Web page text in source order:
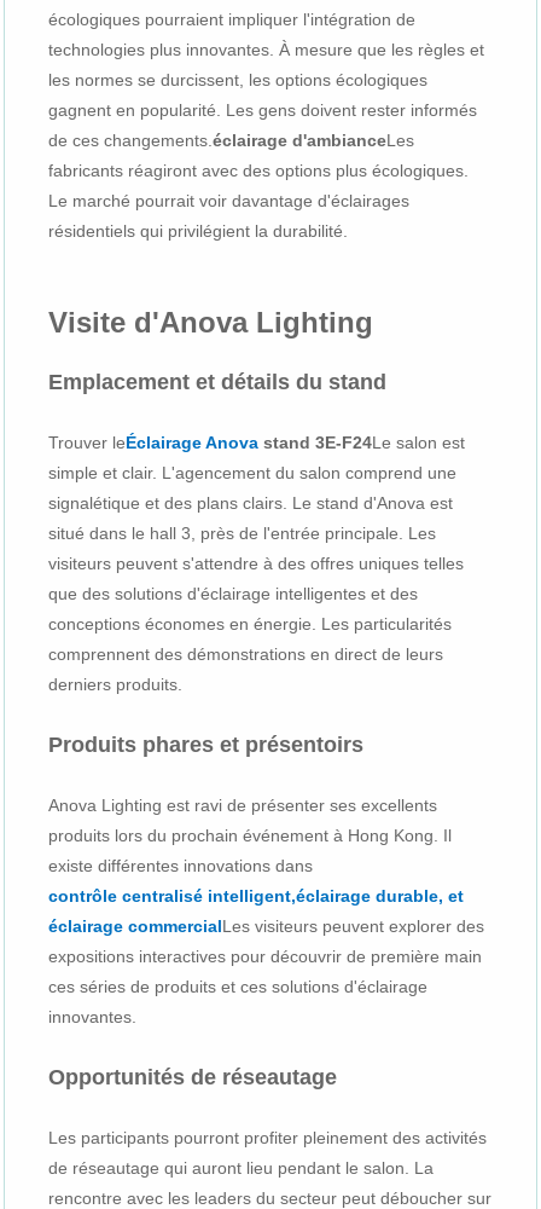
écologiques pourraient impliquer l'intégration de
technologies plus innovantes. À mesure que les règles et
les normes se durcissent, les options écologiques
gagnent en popularité. Les gens doivent rester informés
de ces changements.éclairage d'ambianceLes
fabricants réagiront avec des options plus écologiques.
Le marché pourrait voir davantage d'éclairages
résidentiels qui privilégient la durabilité.
Visite d'Anova Lighting
Emplacement et détails du stand
Trouver leÉclairage Anova stand 3E-F24Le salon est
simple et clair. L'agencement du salon comprend une
signalétique et des plans clairs. Le stand d'Anova est
situé dans le hall 3, près de l'entrée principale. Les
visiteurs peuvent s'attendre à des offres uniques telles
que des solutions d'éclairage intelligentes et des
conceptions économes en énergie. Les particularités
comprennent des démonstrations en direct de leurs
derniers produits.
Produits phares et présentoirs
Anova Lighting est ravi de présenter ses excellents
produits lors du prochain événement à Hong Kong. Il
existe différentes innovations dans
contrôle centralisé intelligent,éclairage durable, et
éclairage commercialLes visiteurs peuvent explorer des
expositions interactives pour découvrir de première main
ces séries de produits et ces solutions d'éclairage
innovantes.
Opportunités de réseautage
Les participants pourront profiter pleinement des activités
de réseautage qui auront lieu pendant le salon. La
rencontre avec les leaders du secteur peut déboucher sur